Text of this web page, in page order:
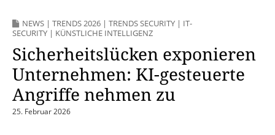
NEWS | TRENDS 2026 | TRENDS SECURITY | IT-
SECURITY | KÜNSTLICHE INTELLIGENZ
Sicherheitslücken exponieren
Unternehmen: KI-gesteuerte
Angriffe nehmen zu
25. Februar 2026